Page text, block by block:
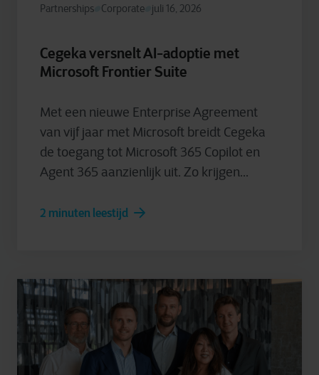
Partnerships Corporate juli 16, 2026
Cegeka versnelt AI-adoptie met
Microsoft Frontier Suite
Met een nieuwe Enterprise Agreement
van vijf jaar met Microsoft breidt Cegeka
de toegang tot Microsoft 365 Copilot en
Agent 365 aanzienlijk uit. Zo krijgen...
2 minuten leestijd